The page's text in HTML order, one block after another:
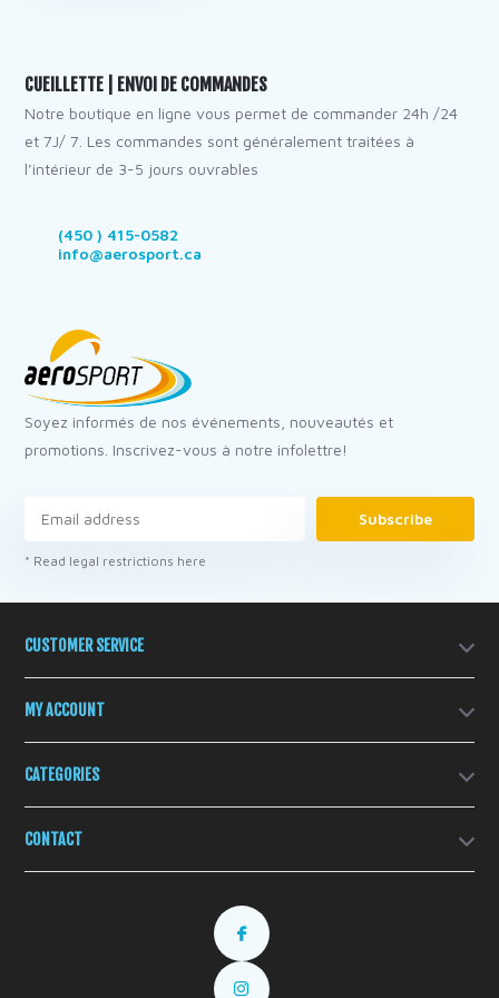
CUEILLETTE | ENVOI DE COMMANDES
Notre boutique en ligne vous permet de commander 24h /24
et 7J/ 7. Les commandes sont généralement traitées à
l’intérieur de 3-5 jours ouvrables
(450 ) 415-0582
info@aerosport.ca
Soyez informés de nos événements, nouveautés et
promotions. Inscrivez-vous à notre infolettre!
Subscribe
* Read legal restrictions here
CUSTOMER SERVICE
MY ACCOUNT
CATEGORIES
CONTACT